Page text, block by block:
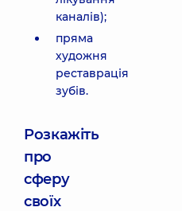
каналів);
пряма
художня
реставрація
зубів.
Розкажіть
про
сферу
своїх